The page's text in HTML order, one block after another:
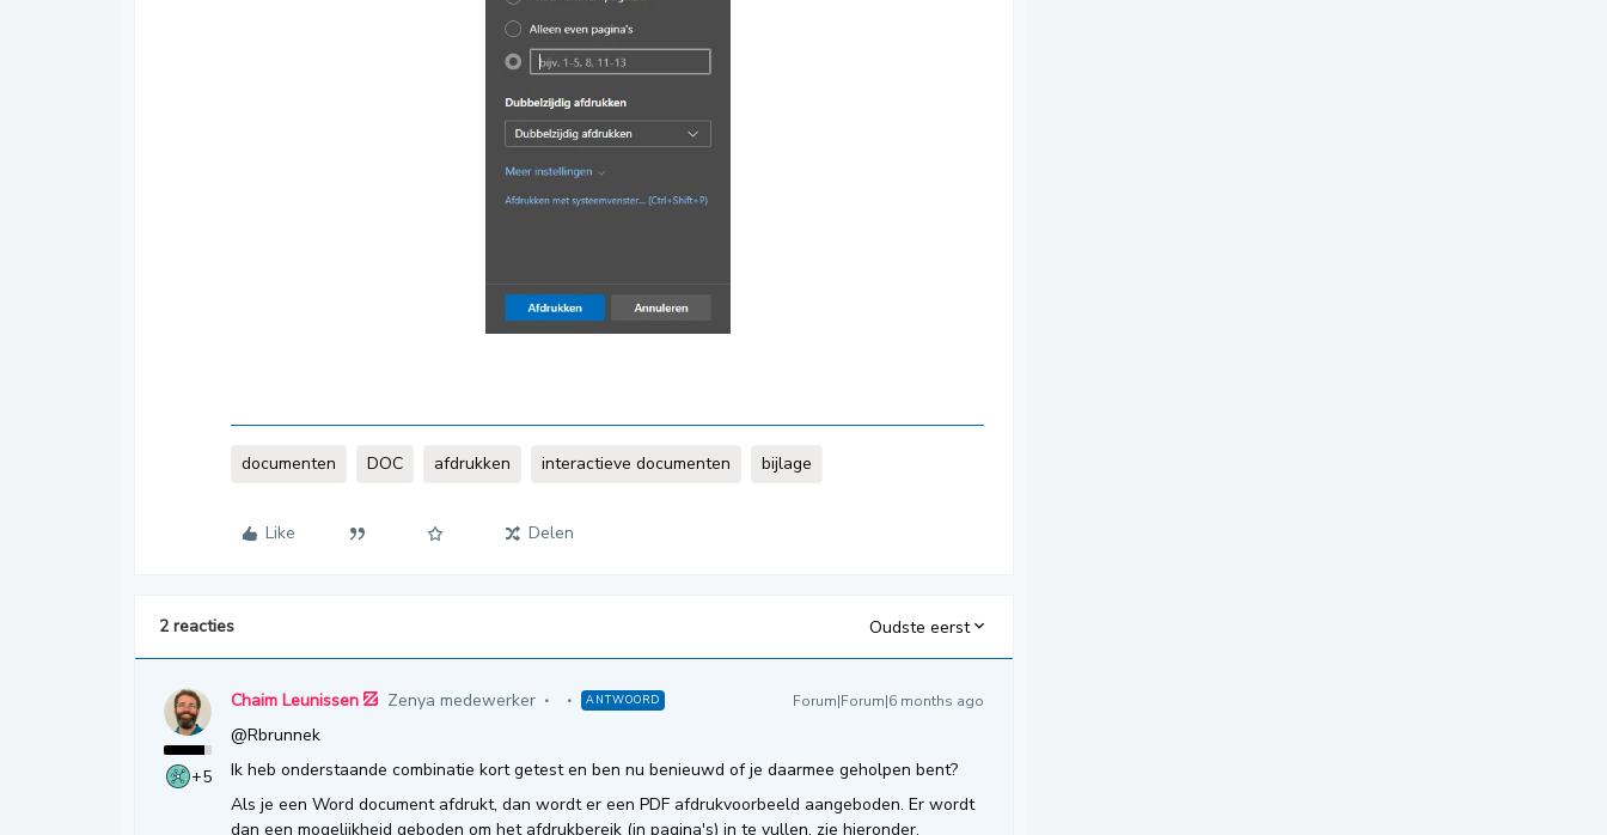
documenten DOC afdrukken interactieve documenten bijlage
Like Delen
2 reacties Oudste eerst
+5
Chaim Leunissen Zenya medewerker ANTWOORD Forum|Forum|6 months ago
@Rbrunnek
Ik heb onderstaande combinatie kort getest en ben nu benieuwd of je daarmee geholpen bent?
Als je een Word document afdrukt, dan wordt er een PDF afdrukvoorbeeld aangeboden. Er wordt
dan een mogelijkheid geboden om het afdrukbereik (in pagina's) in te vullen, zie hieronder.